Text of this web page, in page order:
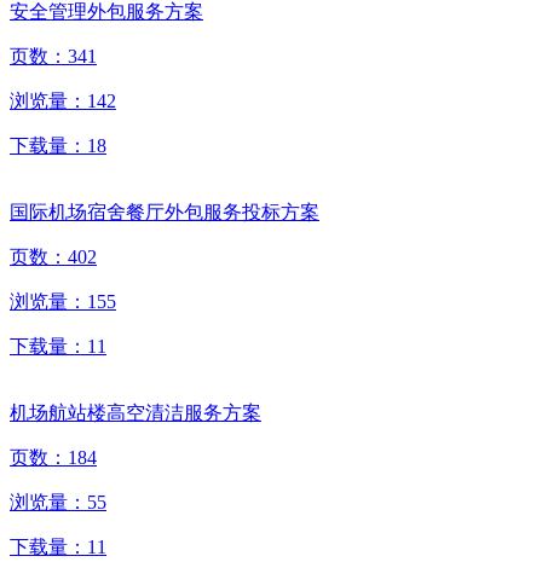
安全管理外包服务方案
页数： 341
浏览量： 142
下载量： 18
国际机场宿舍餐厅外包服务投标方案
页数： 402
浏览量： 155
下载量： 11
机场航站楼高空清洁服务方案
页数： 184
浏览量： 55
下载量： 11